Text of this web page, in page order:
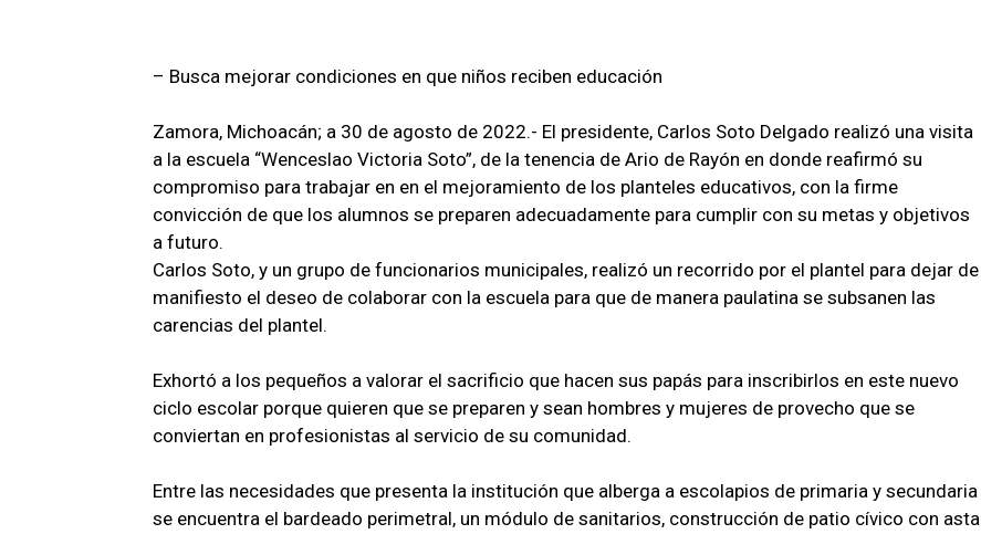
– Busca mejorar condiciones en que niños reciben educación
Zamora, Michoacán; a 30 de agosto de 2022.- El presidente, Carlos Soto Delgado realizó una visita
a la escuela “Wenceslao Victoria Soto”, de la tenencia de Ario de Rayón en donde reafirmó su
compromiso para trabajar en en el mejoramiento de los planteles educativos, con la firme
convicción de que los alumnos se preparen adecuadamente para cumplir con su metas y objetivos
a futuro.
Carlos Soto, y un grupo de funcionarios municipales, realizó un recorrido por el plantel para dejar de
manifiesto el deseo de colaborar con la escuela para que de manera paulatina se subsanen las
carencias del plantel.
Exhortó a los pequeños a valorar el sacrificio que hacen sus papás para inscribirlos en este nuevo
ciclo escolar porque quieren que se preparen y sean hombres y mujeres de provecho que se
conviertan en profesionistas al servicio de su comunidad.
Entre las necesidades que presenta la institución que alberga a escolapios de primaria y secundaria
se encuentra el bardeado perimetral, un módulo de sanitarios, construcción de patio cívico con asta